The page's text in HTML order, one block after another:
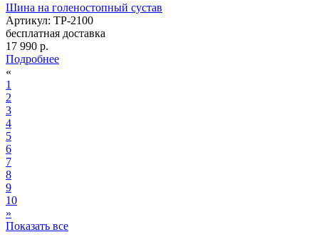
Шина на голеностопный сустав
Артикул: TP-2100
бесплатная доставка
17 990 р.
Подробнее
«
1
2
3
4
5
6
7
8
9
10
»
Показать все